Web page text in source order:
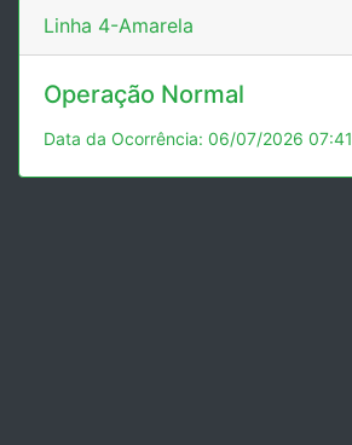
Linha 4-Amarela
Operação Normal
Data da Ocorrência: 06/07/2026 07:41